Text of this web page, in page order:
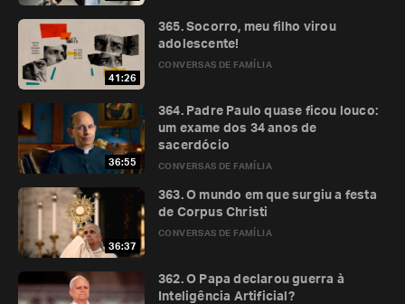
41:26
CONVERSAS DE FAMÍLIA
365. Socorro, meu filho virou
adolescente!
36:55 CONVERSAS DE FAMÍLIA
364. Padre Paulo quase ficou louco:
um exame dos 34 anos de
sacerdócio
36:37
CONVERSAS DE FAMÍLIA
363. O mundo em que surgiu a festa
de Corpus Christi
362. O Papa declarou guerra à
Inteligência Artificial?